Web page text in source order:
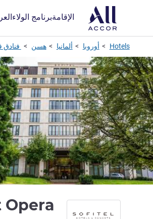
الإقامةبرنامج الولاء
Hotels أوروبا ألمانيا هسن